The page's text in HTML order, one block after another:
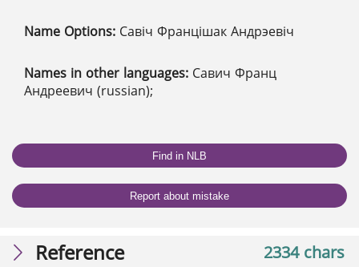
Name Options: Савіч Францішак Андрэевіч
Names in other languages: Савич Франц
Андреевич (russian);
Find in NLB
Report about mistake
2334 chars
Reference